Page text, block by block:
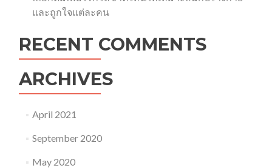
และถูกใจแต่ละคน
RECENT COMMENTS
ARCHIVES
April 2021
September 2020
May 2020